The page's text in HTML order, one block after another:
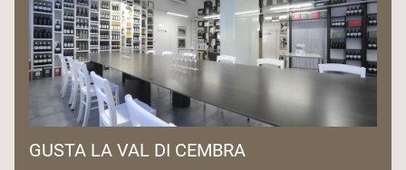
GUSTA LA VAL DI CEMBRA